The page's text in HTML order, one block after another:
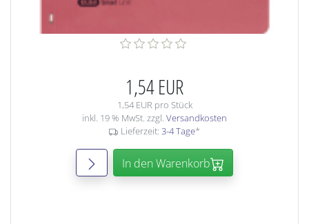
1,54 EUR
1,54 EUR pro Stück
inkl. 19 % MwSt. zzgl. Versandkosten
Lieferzeit: 3-4 Tage*
In den Warenkorb